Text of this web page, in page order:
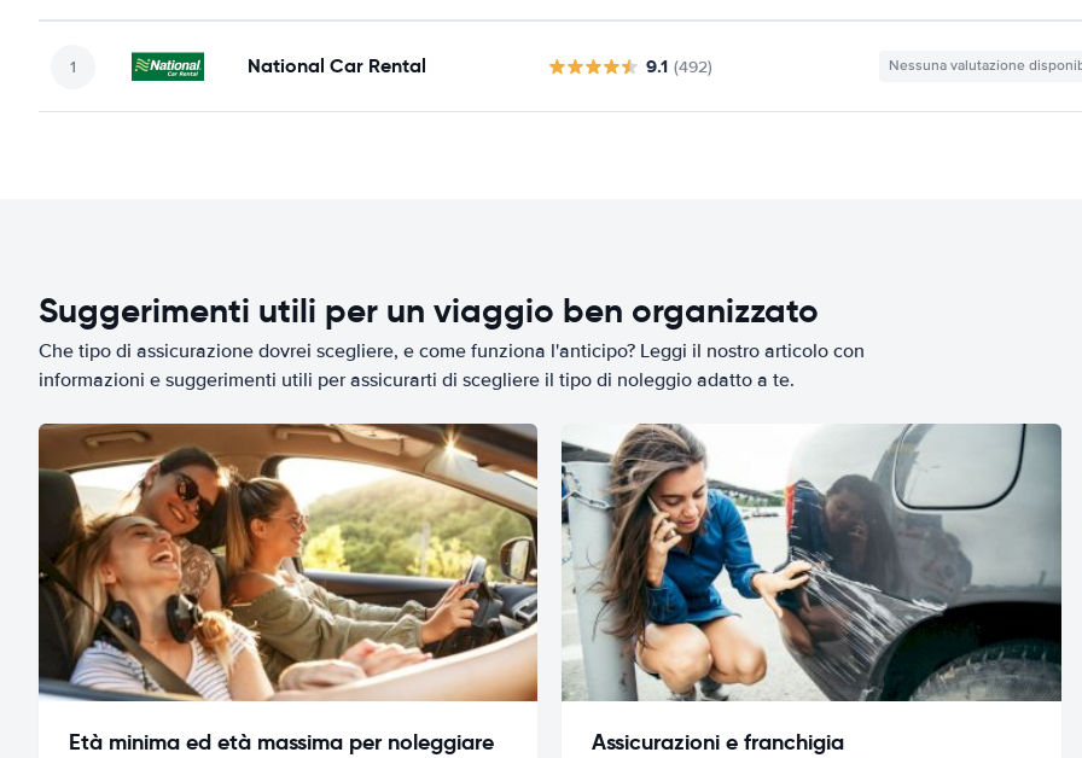
National Car Rental 9.1 (492) Nessuna valutazione
Suggerimenti utili per un viaggio ben organizzato
Che tipo di assicurazione dovrei scegliere, e come funziona l'anticipo? Leggi il nostro articolo con
informazioni e suggerimenti utili per assicurarti di scegliere il tipo di noleggio adatto a te.
Età minima ed età massima per noleggiare
Assicurazioni e franchigia